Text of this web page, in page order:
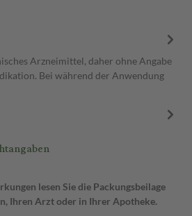
Arzneimittel, daher ohne Angabe
Bei während der Anwendung
lesen Sie die Packungsbeilage
Ihren Arzt oder in Ihrer Apotheke.